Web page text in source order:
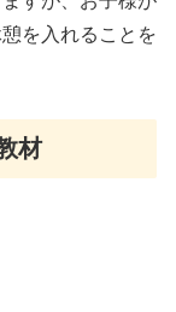
を入れることを
材